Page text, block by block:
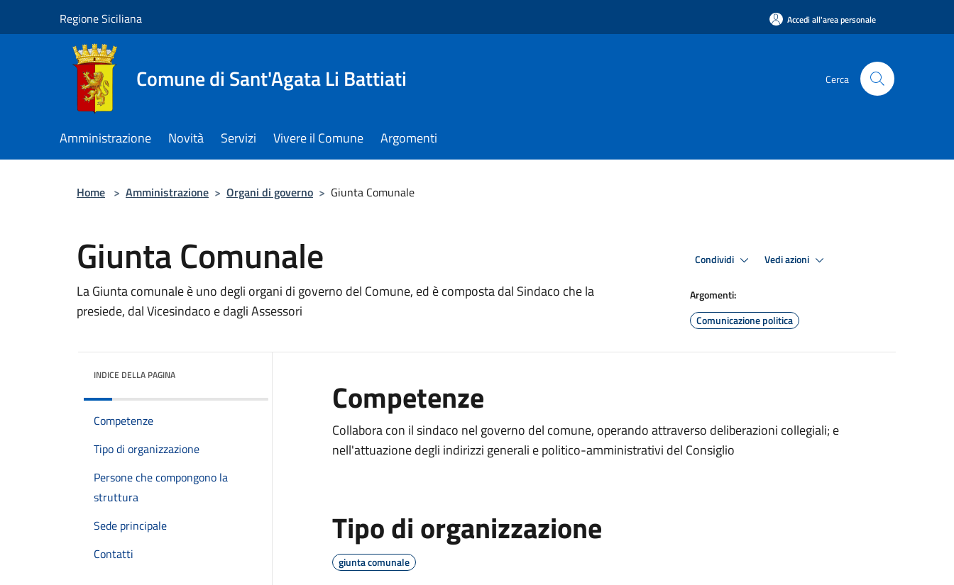
Regione Siciliana Accedi all'area personale
Comune di Sant'Agata Li Battiati Cerca
Amministrazione Novità Servizi Vivere il Comune Argomenti
Home > Amministrazione > Organi di governo > Giunta Comunale
Giunta Comunale
La Giunta comunale è uno degli organi di governo del Comune, ed è composta dal Sindaco che la
presiede, dal Vicesindaco e dagli Assessori
Condividi Vedi azioni
Argomenti:
Comunicazione politica
INDICE DELLA PAGINA
Competenze
Tipo di organizzazione
Persone che compongono la
struttura
Sede principale
Contatti
Competenze
Collabora con il sindaco nel governo del comune, operando attraverso deliberazioni collegiali; e
nell'attuazione degli indirizzi generali e politico-amministrativi del Consiglio
Tipo di organizzazione
giunta comunale